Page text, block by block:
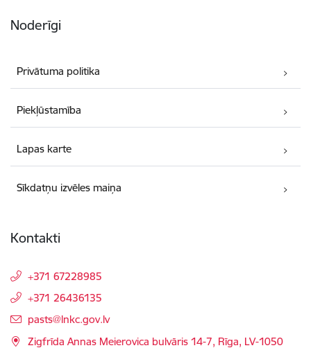
Noderīgi
Privātuma politika
Piekļūstamība
Lapas karte
Sīkdatņu izvēles maiņa
Kontakti
+371 67228985
+371 26436135
E-pasts:
pasts@lnkc.gov.lv
Zigfrīda Annas Meierovica bulvāris 14-7, Rīga, LV-1050